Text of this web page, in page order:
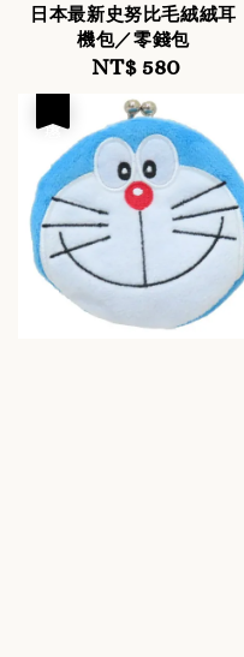
日本最新史努比毛絨絨耳
機包／零錢包
Regular
price
NT$ 580